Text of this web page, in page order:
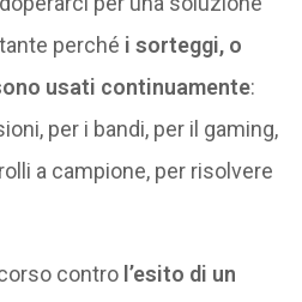
perché i sorteggi, o
usati continuamente:
per i bandi, per il gaming,
a campione, per risolvere
contro l’esito di un